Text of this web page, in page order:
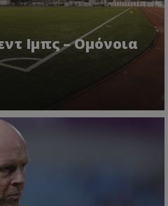
Ιμπς – Ομόνοια